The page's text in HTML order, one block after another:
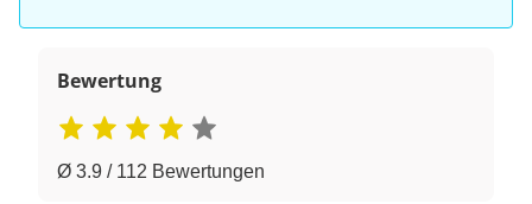
Bewertung
Ø 3.9 / 112 Bewertungen